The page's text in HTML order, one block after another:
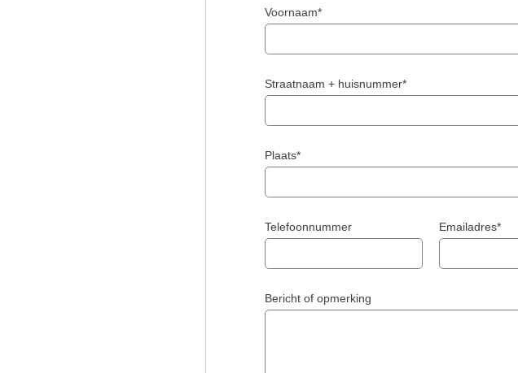
Voornaam*
Straatnaam + huisnummer*
Plaats*
Telefoonnummer Emailadres*
Bericht of opmerking